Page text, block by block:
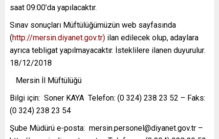
saat 09:00’da yapılacaktır.
Sınav sonuçları Müftülüğümüzün web sayfasında
(http://mersin.diyanet.gov.tr) ilan edilecek olup, adaylara
ayrıca tebligat yapılmayacaktır. İsteklilere ilanen duyurulur.
18/12/2018
Mersin İl Müftülüğü
Bilgi için: Soner KAYA Telefon: (0 324) 238 23 52 – Faks:
(0 324) 238 23 54
Şube Müdürü e-posta: mersin.personel@diyanet.gov.tr –